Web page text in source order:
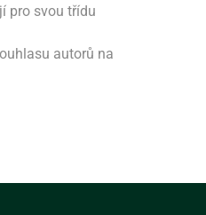
pro svou třídu
autorů na